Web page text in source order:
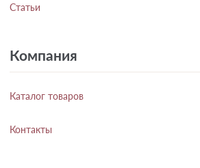
Статьи
Компания
Каталог товаров
Контакты